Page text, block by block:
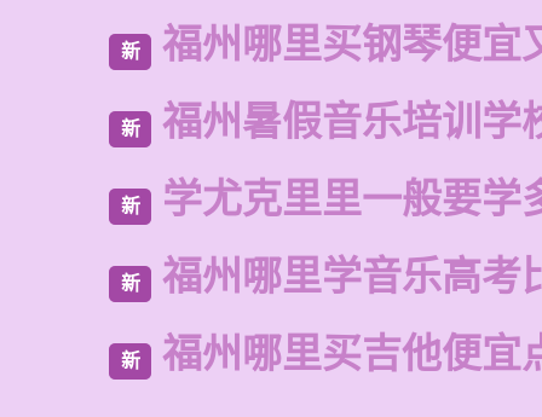
新 福州哪里买钢琴便宜
新 福州暑假音乐培训学
新 学尤克里里一般要学
新 福州哪里学音乐高考
新 福州哪里买吉他便宜